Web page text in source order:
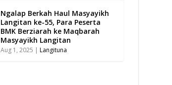
Ngalap Berkah Haul Masyayikh
Langitan ke-55, Para Peserta
BMK Berziarah ke Maqbarah
Masyayikh Langitan
Aug 1, 2025 | Langituna